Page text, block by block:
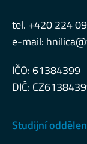
tel. +420 224
e-mail:
IČO: 61384399
DIČ:
Studijní